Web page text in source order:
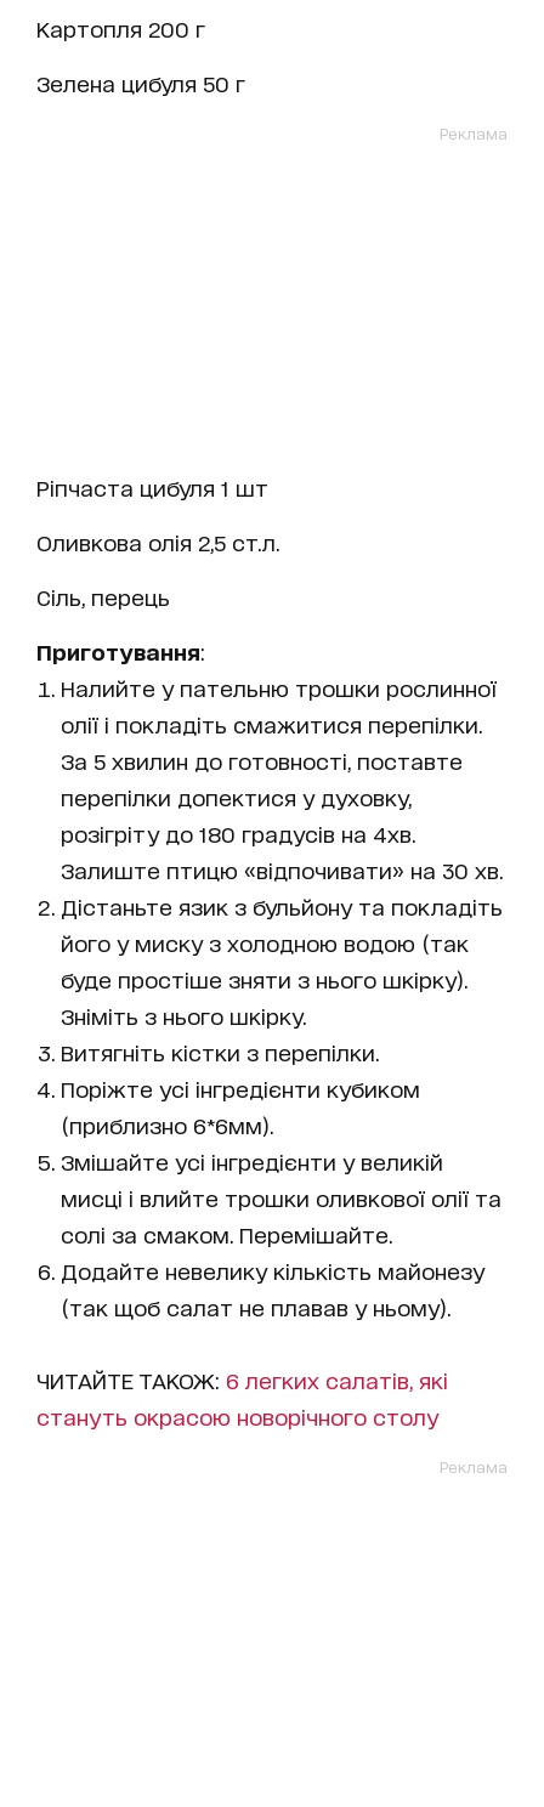
Картопля 200 г
Зелена цибуля 50 г
Реклама
Ріпчаста цибуля 1 шт
Оливкова олія 2,5 ст.л.
Сіль, перець
Приготування:
Налийте у пательню трошки рослинної
олії і покладіть смажитися перепілки.
За 5 хвилин до готовності, поставте
перепілки допектися у духовку,
розігріту до 180 градусів на 4хв.
Залиште птицю «відпочивати» на 30 хв.
Дістаньте язик з бульйону та покладіть
його у миску з холодною водою (так
буде простіше зняти з нього шкірку).
Зніміть з нього шкірку.
Витягніть кістки з перепілки.
Поріжте усі інгредієнти кубиком
(приблизно 6*6мм).
Змішайте усі інгредієнти у великій
мисці і влийте трошки оливкової олії та
солі за смаком. Перемішайте.
Додайте невелику кількість майонезу
(так щоб салат не плавав у ньому).
ЧИТАЙТЕ ТАКОЖ: 6 легких салатів, які
стануть окрасою новорічного столу
Реклама